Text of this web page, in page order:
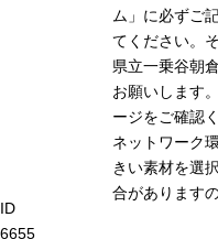
ID
6655
ム」に必ずご
てください。
県立一乗谷朝
お願いします
ージをご確認
ネットワーク
きい素材を選
合があります